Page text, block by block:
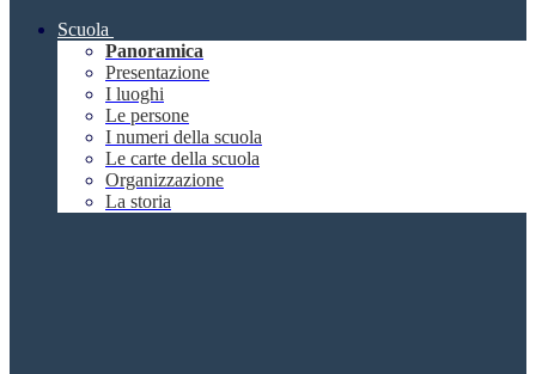
Scuola
Panoramica
Presentazione
I luoghi
Le persone
I numeri della scuola
Le carte della scuola
Organizzazione
La storia